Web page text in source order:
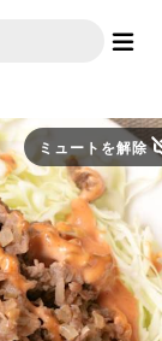
ミュートを解除